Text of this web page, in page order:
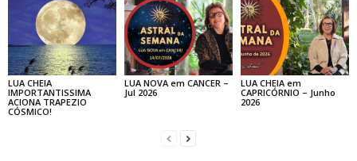
LUA CHEIA
IMPORTANTISSIMA
ACIONA TRAPEZIO
CÓSMICO!
LUA NOVA em CANCER –
Jul 2026
LUA CHEIA em
CAPRICÓRNIO – Junho
2026